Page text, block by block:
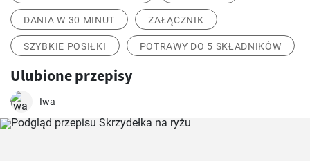
DANIA W 30 MINUT ZAŁĄCZNIK
SZYBKIE POSIŁKI POTRAWY DO 5 SKŁADNIKÓW
Ulubione przepisy
Iwa